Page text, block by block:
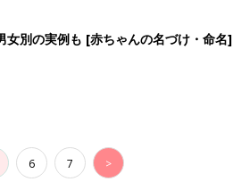
女別の実例も [赤ちゃんの名づけ・命名]
6 7 >